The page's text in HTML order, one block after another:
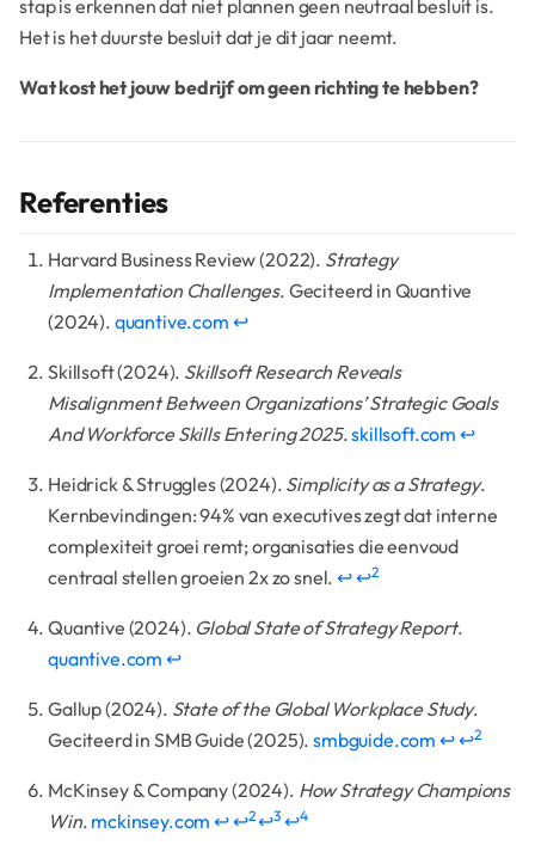
stap is erkennen dat niet plannen geen neutraal besluit is.
Het is het duurste besluit dat je dit jaar neemt.
Wat kost het jouw bedrijf om geen richting te hebben?
Referenties
Harvard Business Review (2022). Strategy
Implementation Challenges. Geciteerd in Quantive
(2024). quantive.com ↩
Skillsoft (2024). Skillsoft Research Reveals
Misalignment Between Organizations’ Strategic Goals
And Workforce Skills Entering 2025.skillsoft.com ↩
Heidrick & Struggles (2024). Simplicity as a Strategy.
Kernbevindingen: 94% van executives zegt dat interne
complexiteit groei remt; organisaties die eenvoud
centraal stellen groeien 2x zo snel.↩↩2
Quantive (2024). Global State of Strategy Report.
quantive.com ↩
Gallup (2024). State of the Global Workplace Study.
Geciteerd in SMB Guide (2025).smbguide.com ↩↩2
McKinsey & Company (2024). How Strategy Champions
Win. mckinsey.com ↩↩2↩3 ↩4